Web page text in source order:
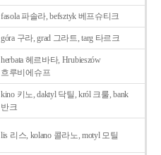
fasola 파솔라, befsztyk 베프슈티크
góra 구라, grad 그라트, targ 타르크
herbata 헤르바타, Hrubieszów
흐루비에슈프
kino 키노, daktyl 닥틸, król 크룰, bank
반크
lis 리스, kolano 콜라노, motyl 모틸